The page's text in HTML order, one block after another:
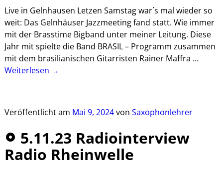
Live in Gelnhausen Letzen Samstag war´s mal wieder so
weit: Das Gelnhäuser Jazzmeeting fand statt. Wie immer
mit der Brasstime Bigband unter meiner Leitung. Diese
Jahr mit spielte die Band BRASIL – Programm zusammen
mit dem brasilianischen Gitarristen Rainer Maffra …
Weiterlesen →
Veröffentlicht am Mai 9, 2024von Saxophonlehrer
5.11.23 Radiointerview
Radio Rheinwelle